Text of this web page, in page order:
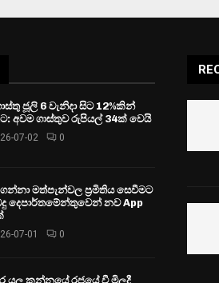
ජූලි 6 වැනිදා සිට 12%කින්
අවම ගාස්තුව රුපියල් 34ක් වෙයි
07-02 0
මත්පැන්වල ප්‍රමිතිය සෙවීමට
දෙපාර්තමේන්තුවෙන් නව App
07-01 0
යල කන්නයේ රජයේ වී මිලදී